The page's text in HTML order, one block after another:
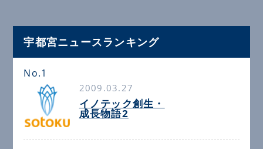
宇都宮ニュースランキング
No.1
2009.03.27
イノテック創生・
成長物語2